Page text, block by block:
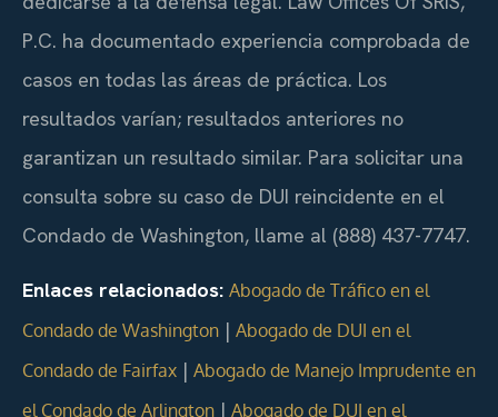
P.C. ha documentado experiencia comprobada de
casos en todas las áreas de práctica. Los
resultados varían; resultados anteriores no
garantizan un resultado similar. Para solicitar una
consulta sobre su caso de DUI reincidente en el
Condado de Washington, llame al (888) 437-7747.
Enlaces relacionados: Abogado de Tráfico en el
Condado de Washington | Abogado de DUI en el
Condado de Fairfax | Abogado de Manejo Imprudente en
el Condado de Arlington | Abogado de DUI en el